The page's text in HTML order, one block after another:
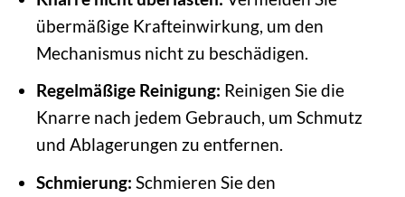
übermäßige Krafteinwirkung, um den
Mechanismus nicht zu beschädigen.
Regelmäßige Reinigung: Reinigen Sie die
Knarre nach jedem Gebrauch, um Schmutz
und Ablagerungen zu entfernen.
Schmierung: Schmieren Sie den